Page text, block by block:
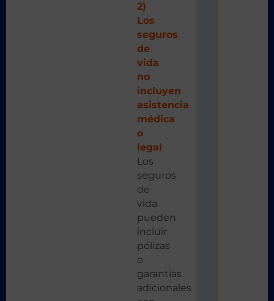
2)
Los
seguros
de
vida
no
incluyen
asistencia
médica
o
legal
Los
seguros
de
vida
pueden
incluir
pólizas
o
garantías
adicionales